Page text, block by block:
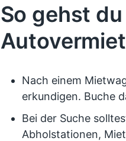
So gehst
Nach einem
erkundigen. Buche
Bei der Suche
Abholstationen,